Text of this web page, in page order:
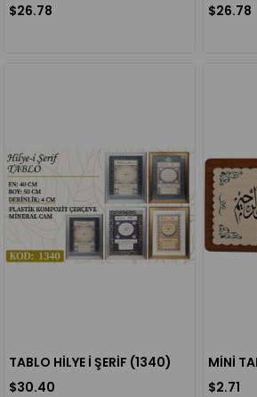
$26.78
$26.78
TABLO HİLYE İ ŞERİF (1340)
$30.40
$2.71